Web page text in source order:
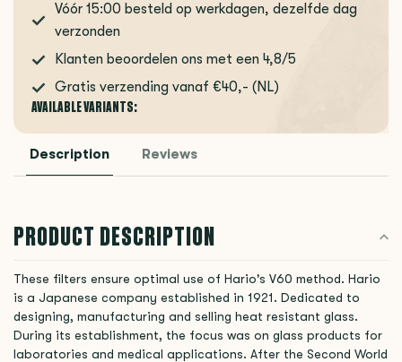
Vóór 15:00 besteld op werkdagen, dezelfde dag
verzonden
Klanten beoordelen ons met een 4,8/5
Gratis verzending vanaf €40,- (NL)
AVAILABLE VARIANTS:
Description Reviews
PRODUCT DESCRIPTION
These filters ensure optimal use of Hario's V60 method. Hario
is a Japanese company established in 1921. Dedicated to
designing, manufacturing and selling heat resistant glass.
During its establishment, the focus was on glass products for
laboratories and medical applications. After the Second World